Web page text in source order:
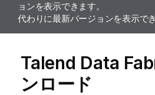
ョンを表示できます。
代わりに最新バージョンを表示で
Talend Data
ンロード